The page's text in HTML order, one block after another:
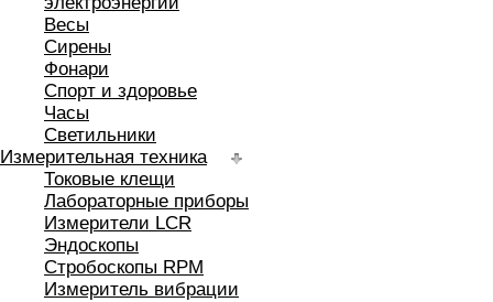
Весы
Сирены
Фонари
Спорт и здоровье
Часы
Светильники
Измерительная техника
Токовые клещи
Лабораторные приборы
Измерители LCR
Эндоскопы
Стробоскопы RPM
Измеритель вибрации